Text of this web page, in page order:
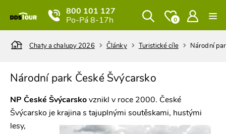
800 101 127
Po-Pá 8-17h
0
Chaty a chalupy 2026 Články Turistické cíle Národní
Národní park České Švýcarsko
NP České Švýcarsko vznikl v roce 2000. České
Švýcarsko je krajina s tajuplnými soutěskami, hustými
lesy,